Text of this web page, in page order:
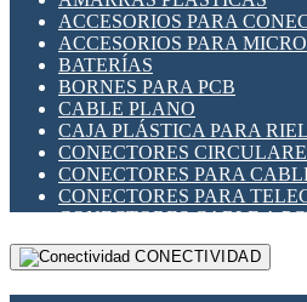
INDICADORES PARA
INTERFACES DE RELÉ
INTERRUPTORES FIN DE
LLAVES CONMUTADORAS
MEDIDORES DE ENERGÍA
MOTORES PASO A PASO
PANTALLAS HMI
PLC -CONTROLADORES
PROGRAMADORES DE
RELÉS DE PROTECCIÓN
SENSORES CAPACITIVOS
ACCESORIOS PARA
ACCESORIOS PARA
BATERÍAS
BORNES PARA PCB
CABLE PLANO
CAJA PLÁSTICA PARA
CONECTORES
CONECTORES PARA
CONECTORES PARA
CONECTORES CABLE A
CONECTORES PCB A
DIP SWITCHESCONECTIVIDAD